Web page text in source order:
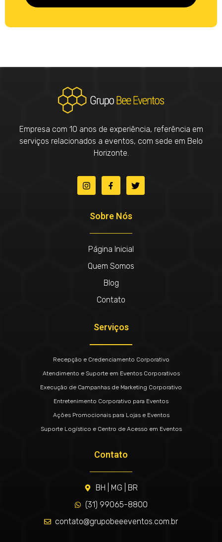
Empresa com 10 anos de experiência, referência em
serviços relacionados a eventos, com sede em Belo
Horizonte.
Sobre Nós
Página Inicial
Quem Somos
Blog
Contato
Serviços
Recepção e Credenciamento Corporativo
Atendimento e Suporte em Eventos Corporativos
Execução de Campanhas de Marketing Corporativo
Entretenimento Corporativo para Eventos
Ações Promocionais para Lojas e Eventos
Suporte Logístico e Centro de Acesso em Eventos
Contato
BH | MG | BR
(31) 99065-8800
contato@grupobeeeventos.com.br